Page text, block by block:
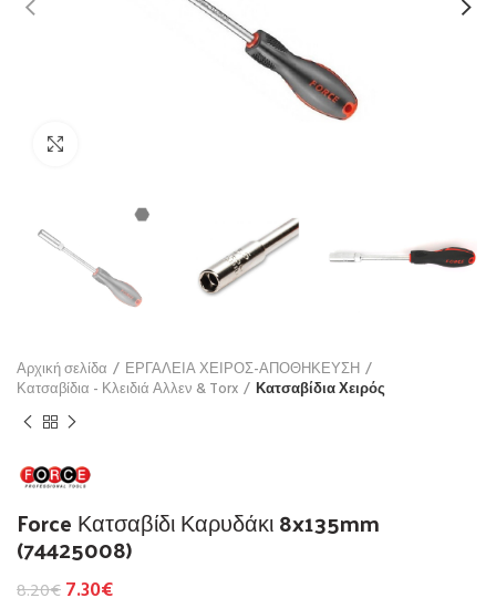
Αρχική σελίδα
ΕΡΓΑΛΕΙΑ ΧΕΙΡΟΣ-ΑΠΟΘΗΚΕΥΣΗ
Κατσαβίδια - Κλειδιά Αλλεν & Torx
Κατσαβίδια Χειρός
Force Κατσαβίδι Καρυδάκι 8x135mm
(74425008)
8.20€7.30€